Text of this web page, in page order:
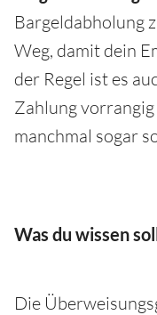
Bargeldabholung
Weg, damit dein
der Regel ist es
Zahlung
manchmal sogar
Was du wissen
Die